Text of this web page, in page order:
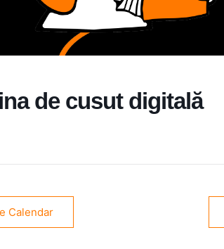
de cusut digitală
Calendar